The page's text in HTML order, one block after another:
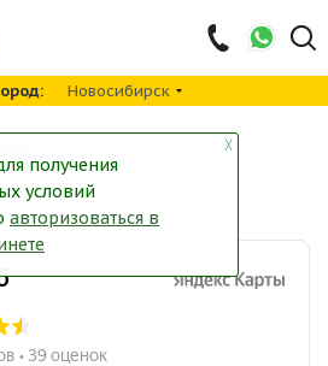
Новосибирск
╳
получения
условий
авторизоваться в